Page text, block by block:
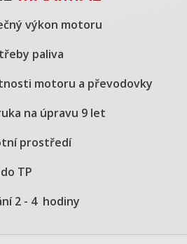
výkon motoru
paliva
motoru a převodovky
na úpravu 9 let
prostředí
TP
2 - 4  hodiny